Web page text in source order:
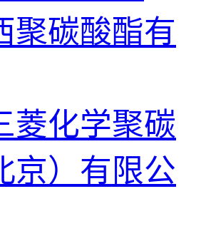
聚碳酸酯有
菱化学聚碳
京）有限公